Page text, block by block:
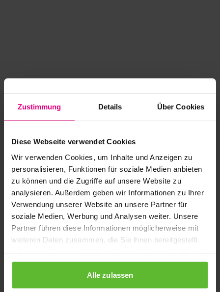
Zustimmung Details Über Cookies
Diese Webseite verwendet Cookies
Wir verwenden Cookies, um Inhalte und Anzeigen zu
personalisieren, Funktionen für soziale Medien anbieten
zu können und die Zugriffe auf unsere Website zu
analysieren. Außerdem geben wir Informationen zu Ihrer
Verwendung unserer Website an unsere Partner für
soziale Medien, Werbung und Analysen weiter. Unsere
Partner führen diese Informationen möglicherweise mit
weiteren Daten zusammen, die Sie ihnen bereitgestellt
gesammelt haben.
Alle zulassen
Application error: a client-side exception has occurred
loading www.kurzwego.de (see the browser console for more
information).